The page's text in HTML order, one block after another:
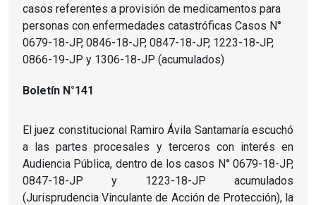
Boletín N°141
El juez constitucional Ramiro Ávila Santamaría escuchó
a las partes procesales y terceros con interés en
Audiencia Pública, dentro de los casos N° 0679-18-JP,
0847-18-JP y 1223-18-JP acumulados
(Jurisprudencia Vinculante de Acción de Protección), la